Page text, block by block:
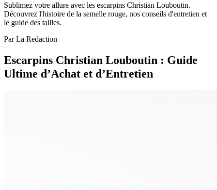
Sublimez votre allure avec les escarpins Christian Louboutin.
Découvrez l'histoire de la semelle rouge, nos conseils d'entretien et
le guide des tailles.
Par La Redaction
Escarpins Christian Louboutin : Guide
Ultime d’Achat et d’Entretien